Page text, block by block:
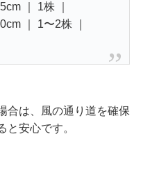
｜ 1株 ｜
｜ 1〜2株 ｜
合は、風の通り道を確保
と安心です。